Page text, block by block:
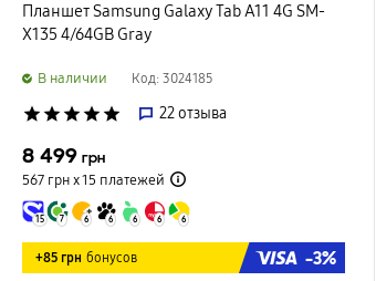
Планшет Samsung Galaxy Tab A11 4G SM-
X135 4/64GB Gray
B наличии Код: 3024185
star star star star star 22отзыва
8 499 грн
567 грн х 15 платежей
15 7 6 6 6 6 6
+85 грн бонусов -3%